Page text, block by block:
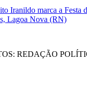
Iranildo marca a Festa
Lagoa Nova (RN)
REDAÇÃO